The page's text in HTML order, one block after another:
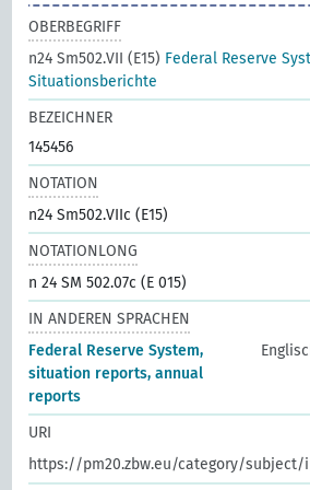
OBERBEGRIFF
n24 Sm502.VII (E15) Federal Reserve
Situationsberichte
BEZEICHNER
145456
NOTATION
n24 Sm502.VIIc (E15)
NOTATIONLONG
n 24 SM 502.07c (E 015)
IN ANDEREN SPRACHEN
Federal Reserve System,
situation reports, annual
reports
URI
https://pm20.zbw.eu/category/subject/